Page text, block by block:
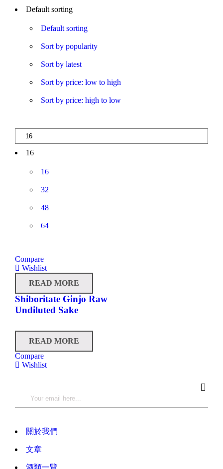
Default sorting
Default sorting
Sort by popularity
Sort by latest
Sort by price: low to high
Sort by price: high to low
16
16
32
48
64
Compare
Wishlist
READ MORE
Shiboritate Ginjo Raw
Undiluted Sake
READ MORE
Compare
Wishlist
關於我們
文章
酒類一覽